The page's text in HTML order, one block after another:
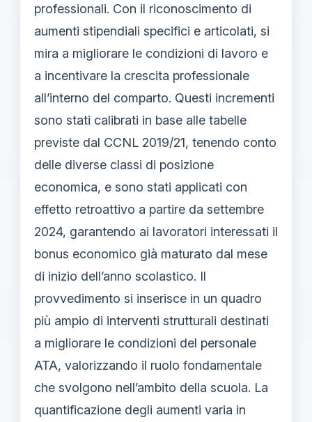
professionali. Con il riconoscimento di
aumenti stipendiali specifici e articolati, si
mira a migliorare le condizioni di lavoro e
a incentivare la crescita professionale
all’interno del comparto. Questi incrementi
sono stati calibrati in base alle tabelle
previste dal CCNL 2019/21, tenendo conto
delle diverse classi di posizione
economica, e sono stati applicati con
effetto retroattivo a partire da settembre
2024, garantendo ai lavoratori interessati il
bonus economico già maturato dal mese
di inizio dell’anno scolastico. Il
provvedimento si inserisce in un quadro
più ampio di interventi strutturali destinati
a migliorare le condizioni del personale
ATA, valorizzando il ruolo fondamentale
che svolgono nell’ambito della scuola. La
quantificazione degli aumenti varia in